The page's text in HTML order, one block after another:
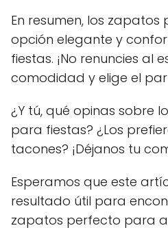
En resumen, los zapatos
opción elegante y
fiestas. ¡No renuncies al
comodidad y elige el
¿Y tú, qué opinas sobre
para fiestas? ¿Los
tacones? ¡Déjanos tu
Esperamos que este
resultado útil para
zapatos perfecto para